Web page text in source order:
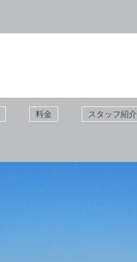
料金 スタッフ紹介